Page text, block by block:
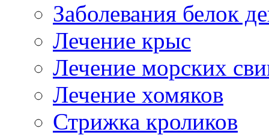
Заболевания белок
Лечение крыс
Лечение морских
Лечение хомяков
Стрижка кроликов